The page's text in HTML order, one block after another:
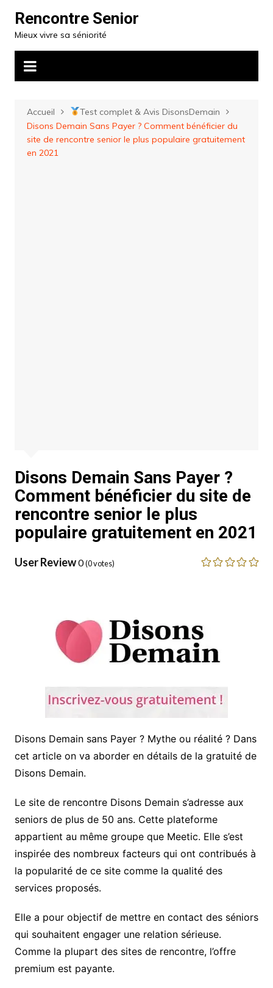
contenu
Rencontre Senior
Mieux vivre sa séniorité
Accueil
Test complet & Avis DisonsDemain
Disons Demain Sans Payer ? Comment bénéficier du
site de rencontre senior le plus populaire gratuitement
en 2021
Disons Demain Sans Payer ?
Comment bénéficier du site de
rencontre senior le plus
populaire gratuitement en 2021
User Review0(0votes)
Disons Demain sans Payer ? Mythe ou réalité ? Dans
cet article on va aborder en détails de la gratuité de
Disons Demain.
Le site de rencontre Disons Demain s’adresse aux
seniors de plus de 50 ans. Cette plateforme
appartient au même groupe que Meetic. Elle s’est
inspirée des nombreux facteurs qui ont contribués à
la popularité de ce site comme la qualité des
services proposés.
Elle a pour objectif de mettre en contact des séniors
qui souhaitent engager une relation sérieuse.
Comme la plupart des sites de rencontre, l’offre
premium est payante.